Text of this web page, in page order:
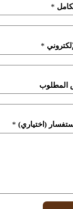
*
*
المطلوب
(اختياري) *